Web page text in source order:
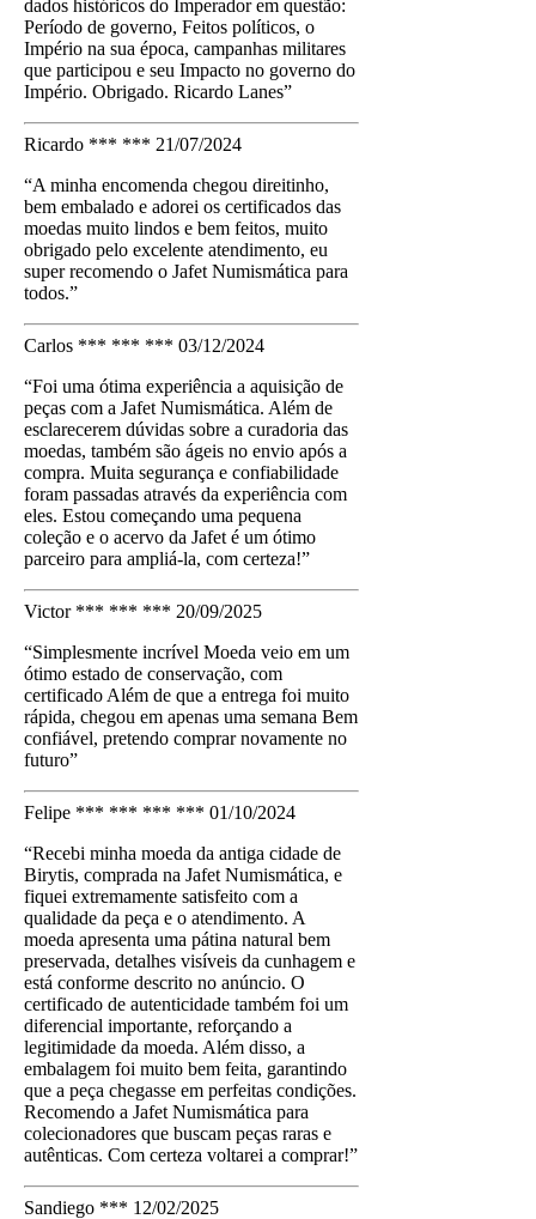
dados históricos do Imperador em questão:
Período de governo, Feitos políticos, o
Império na sua época, campanhas militares
que participou e seu Impacto no governo do
Império. Obrigado. Ricardo Lanes”
Ricardo *** *** 21/07/2024
“A minha encomenda chegou direitinho,
bem embalado e adorei os certificados das
moedas muito lindos e bem feitos, muito
obrigado pelo excelente atendimento, eu
super recomendo o Jafet Numismática para
todos.”
Carlos *** *** *** 03/12/2024
“Foi uma ótima experiência a aquisição de
peças com a Jafet Numismática. Além de
esclarecerem dúvidas sobre a curadoria das
moedas, também são ágeis no envio após a
compra. Muita segurança e confiabilidade
foram passadas através da experiência com
eles. Estou começando uma pequena
coleção e o acervo da Jafet é um ótimo
parceiro para ampliá-la, com certeza!”
Victor *** *** *** 20/09/2025
“Simplesmente incrível Moeda veio em um
ótimo estado de conservação, com
certificado Além de que a entrega foi muito
rápida, chegou em apenas uma semana Bem
confiável, pretendo comprar novamente no
futuro”
Felipe *** *** *** *** 01/10/2024
“Recebi minha moeda da antiga cidade de
Birytis, comprada na Jafet Numismática, e
fiquei extremamente satisfeito com a
qualidade da peça e o atendimento. A
moeda apresenta uma pátina natural bem
preservada, detalhes visíveis da cunhagem e
está conforme descrito no anúncio. O
certificado de autenticidade também foi um
diferencial importante, reforçando a
legitimidade da moeda. Além disso, a
embalagem foi muito bem feita, garantindo
que a peça chegasse em perfeitas condições.
Recomendo a Jafet Numismática para
colecionadores que buscam peças raras e
autênticas. Com certeza voltarei a comprar!”
Sandiego *** 12/02/2025